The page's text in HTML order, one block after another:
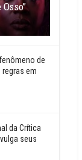
de
regras em
da Crítica
seus